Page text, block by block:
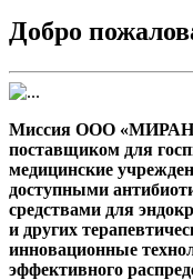
Добро
Миссия ООО
поставщиком для
медицинские
доступными
средствами для
и других
инновационные
эффективного